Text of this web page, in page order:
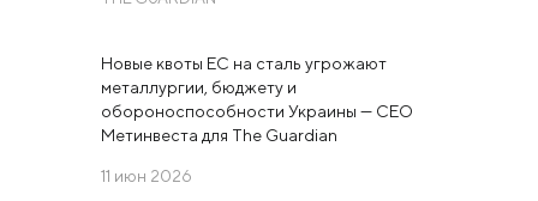
Новые квоты ЕС на сталь угрожают
металлургии, бюджету и
обороноспособности Украины — СЕО
Метинвеста для The Guardian
11 июн 2026